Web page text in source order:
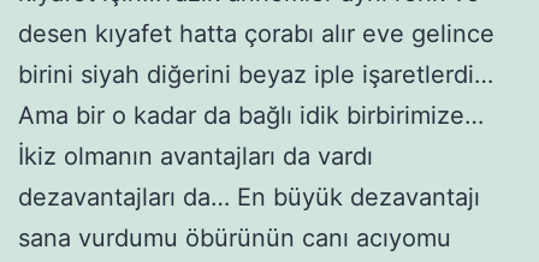
desen kıyafet hatta çorabı alır eve gelince
birini siyah diğerini beyaz iple işaretlerdi…
Ama bir o kadar da bağlı idik birbirimize…
İkiz olmanın avantajları da vardı
dezavantajları da… En büyük dezavantajı
sana vurdumu öbürünün canı acıyomu